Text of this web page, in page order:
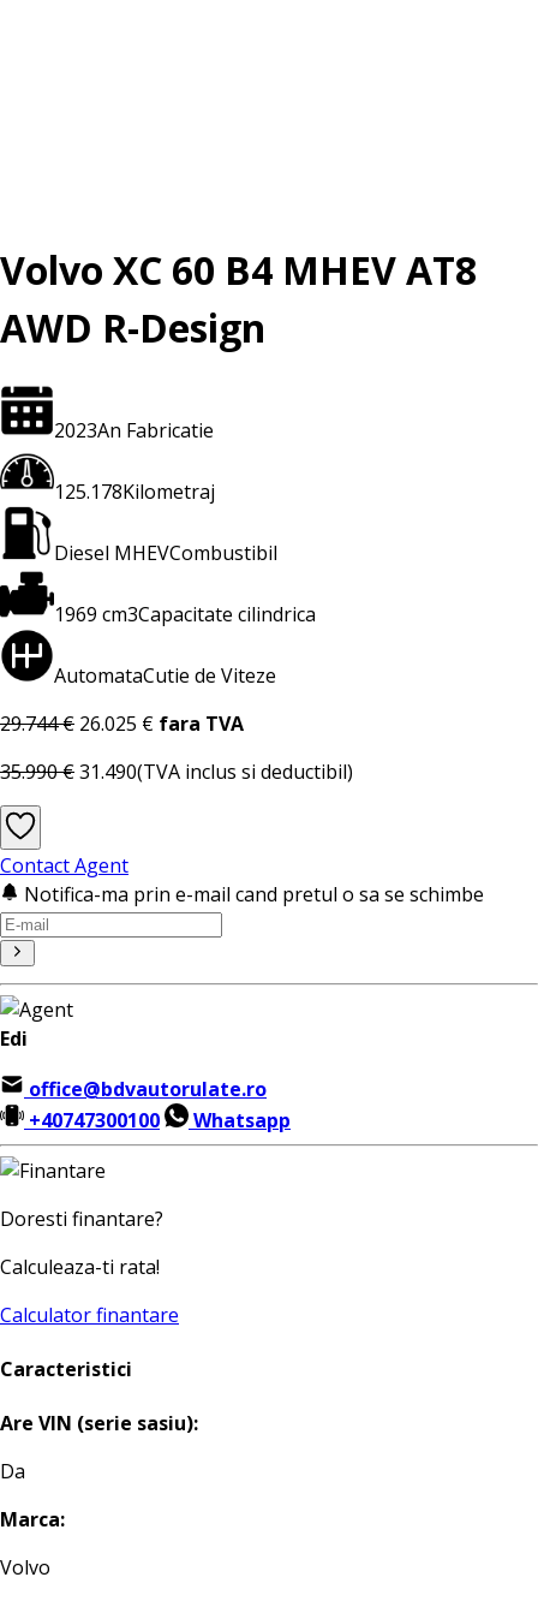
Volvo XC 60 B4 MHEV AT8
AWD R-Design
2023An Fabricatie
125.178Kilometraj
Diesel MHEVCombustibil
1969 cm3Capacitate cilindrica
AutomataCutie de Viteze
29.744 € 26.025 € fara TVA
35.990 €31.490(TVA inclus si deductibil)
Contact Agent
Notifica-ma prin e-mail cand pretul o sa se schimbe
Edi
office@bdvautorulate.ro
+40747300100
Whatsapp
Doresti finantare?
Calculeaza-ti rata!
Calculator finantare
Caracteristici
Are VIN (serie sasiu):
Da
Marca:
Volvo